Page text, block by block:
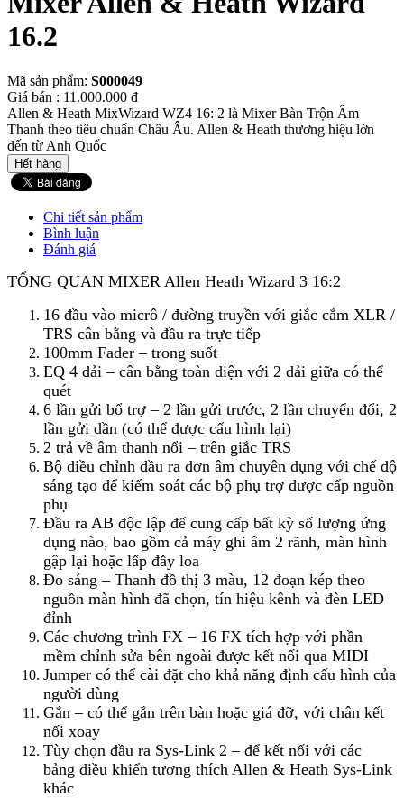
16.2
Mã sản phẩm: S000049
Giá bán : 11.000.000 đ
Allen & Heath MixWizard WZ4 16: 2 là Mixer Bàn Trộn Âm
Thanh theo tiêu chuẩn Châu Âu. Allen & Heath thương hiệu lớn
đến từ Anh Quốc
Hết hàng
Chi tiết sản phẩm
Bình luận
Đánh giá
TỔNG QUAN MIXER Allen Heath Wizard 3 16:2
16 đầu vào micrô / đường truyền với giắc cắm XLR /
TRS cân bằng và đầu ra trực tiếp
100mm Fader – trong suốt
EQ 4 dải – cân bằng toàn diện với 2 dải giữa có thể
quét
6 lần gửi bổ trợ – 2 lần gửi trước, 2 lần chuyển đổi, 2
lần gửi dần (có thể được cấu hình lại)
2 trả về âm thanh nổi – trên giắc TRS
Bộ điều chỉnh đầu ra đơn âm chuyên dụng với chế độ
sáng tạo để kiểm soát các bộ phụ trợ được cấp nguồn
phụ
Đầu ra AB độc lập để cung cấp bất kỳ số lượng ứng
dụng nào, bao gồm cả máy ghi âm 2 rãnh, màn hình
gập lại hoặc lấp đầy loa
Đo sáng – Thanh đồ thị 3 màu, 12 đoạn kép theo
nguồn màn hình đã chọn, tín hiệu kênh và đèn LED
đỉnh
Các chương trình FX – 16 FX tích hợp với phần
mềm chỉnh sửa bên ngoài được kết nối qua MIDI
Jumper có thể cài đặt cho khả năng định cấu hình của
người dùng
Gắn – có thể gắn trên bàn hoặc giá đỡ, với chân kết
nối xoay
Tùy chọn đầu ra Sys-Link 2 – để kết nối với các
bảng điều khiển tương thích Allen & Heath Sys-Link
khác